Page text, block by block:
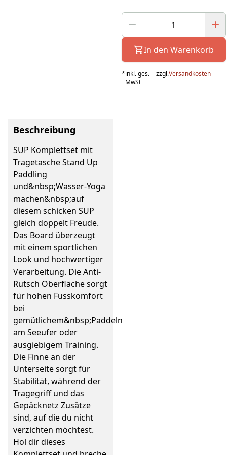
In den Warenkorb
*inkl. ges.
MwSt
zzgl.Versandkosten
Beschreibung
SUP Komplettset mit
Tragetasche Stand Up
Paddling
und&nbsp;Wasser-Yoga
machen&nbsp;auf
diesem schicken SUP
gleich doppelt Freude.
Das Board überzeugt
mit einem sportlichen
Look und hochwertiger
Verarbeitung. Die Anti-
Rutsch Oberfläche sorgt
für hohen Fusskomfort
bei
gemütlichem&nbsp;Paddeln
am Seeufer oder
ausgiebigem Training.
Die Finne an der
Unterseite sorgt für
Stabilität, während der
Tragegriff und das
Gepäcknetz Zusätze
sind, auf die du nicht
verzichten möchtest.
Hol dir dieses